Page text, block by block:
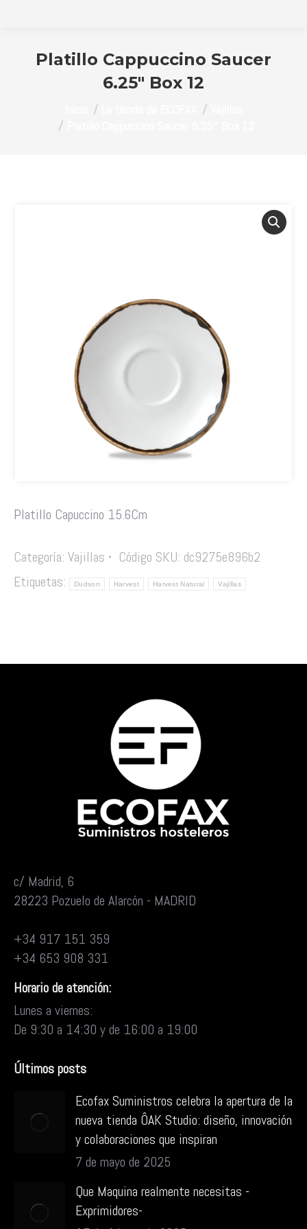
Platillo Cappuccino Saucer
6.25″ Box 12
Platillo Capuccino 15.6Cm
Categoría: Vajillas Código SKU: dc9275e896b2
Etiquetas:
Dudson Harvest Harvest Natural Vajillas
c/ Madrid, 6
28223 Pozuelo de Alarcón - MADRID
+34 917 151 359
+34 653 908 331
Horario de atención:
Lunes a viernes:
De 9:30 a 14:30 y de 16:00 a 19:00
Últimos posts
Ecofax Suministros celebra la apertura de la
nueva tienda ÔAK Studio: diseño, innovación
y colaboraciones que inspiran
7 de mayo de 2025
Que Maquina realmente necesitas -
Exprimidores-